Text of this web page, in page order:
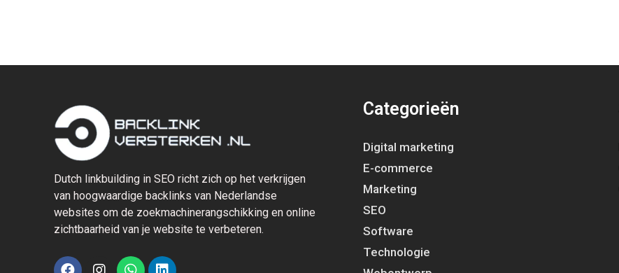
Dutch linkbuilding in SEO richt zich op het verkrijgen
van hoogwaardige backlinks van Nederlandse
websites om de zoekmachinerangschikking en online
zichtbaarheid van je website te verbeteren.
Categorieën
Digital marketing
E-commerce
Marketing
SEO
Software
Technologie